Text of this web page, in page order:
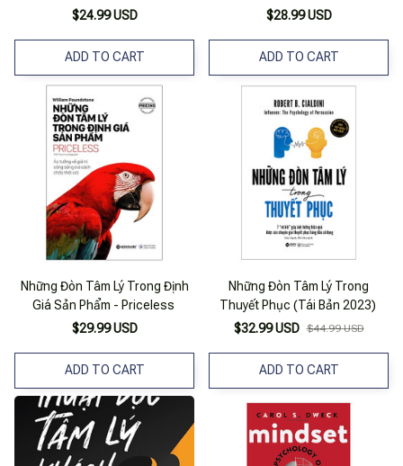
$24.99 USD
ADD TO CART
$28.99 USD
ADD TO CART
Những Đòn Tâm Lý Trong Định
Giá Sản Phẩm - Priceless
$29.99 USD
ADD TO CART
Những Đòn Tâm Lý Trong
Thuyết Phục (Tái Bản 2023)
$32.99 USD $44.99 USD
ADD TO CART